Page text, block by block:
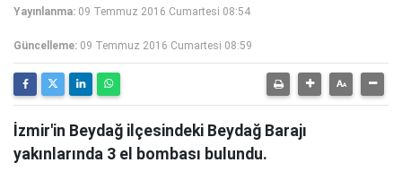
Yayınlanma: 09 Temmuz 2016 Cumartesi 08:54
Güncelleme: 09 Temmuz 2016 Cumartesi 08:59
İzmir'in Beydağ ilçesindeki Beydağ Barajı
yakınlarında 3 el bombası bulundu.